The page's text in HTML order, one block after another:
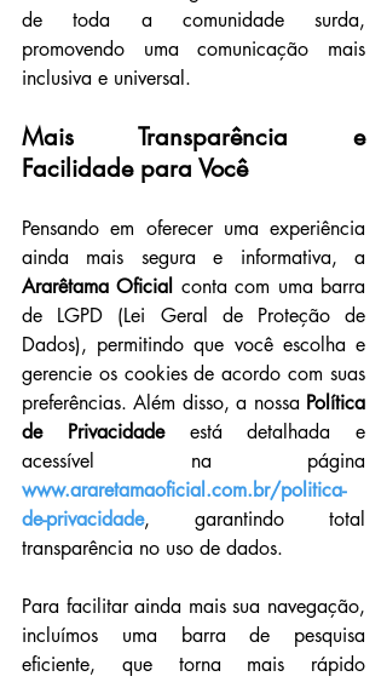
de toda a comunidade surda,
promovendo uma comunicação mais
inclusiva e universal.
Mais Transparência e
Facilidade para Você
Pensando em oferecer uma experiência
Ararêtama Oficial conta com uma barra
de LGPD (Lei Geral de Proteção de
Dados), permitindo que você escolha e
gerencie os cookies de acordo com suas
preferências. Além disso, a nossa Política
de Privacidade está detalhada e
www.araretamaoficial.com.br/politica-
de-privacidade, garantindo total
transparência no uso de dados.
Para facilitar ainda mais sua navegação,
incluímos uma barra de pesquisa
eficiente, que torna mais rápido